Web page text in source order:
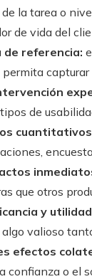
la tarea o
de vida del
de referencia:
de
que otros
y
valioso
efectos
confianza o el